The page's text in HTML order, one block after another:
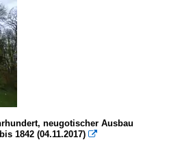
neugotischer Ausbau
1842 (04.11.2017) 